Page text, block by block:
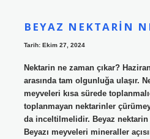
BEYAZ NEKTARIN
Tarih: Ekim 27, 2024
Nektarin ne zaman çıkar?
arasında tam olgunluğa ulaşır.
meyveleri kısa sürede
toplanmayan nektarinler
da inceltilmelidir. Beyaz
Beyazı meyveleri mineraller